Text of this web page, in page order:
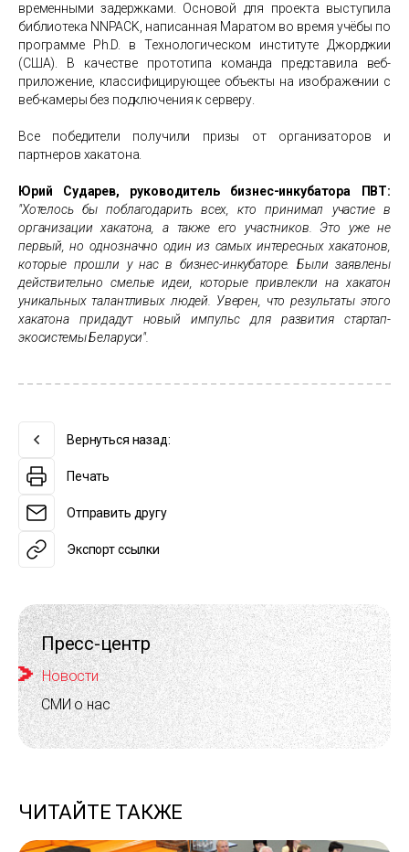
Пресс-центр
Новости
СМИ о нас
ЧИТАЙТЕ ТАКЖЕ
временными задержками. Основой для проекта выступила
библиотека NNPACK, написанная Маратом во время учёбы по
программе Ph.D. в Технологическом институте Джорджии
(США). В качестве прототипа команда представила веб-
приложение, классифицирующее объекты на изображении с
веб-камеры без подключения к серверу.
Все победители получили призы от организаторов и
партнеров хакатона.
Юрий Сударев, руководитель бизнес-инкубатора ПВТ:
"Хотелось бы поблагодарить всех, кто принимал участие в
организации хакатона, а также его участников. Это уже не
первый, но однозначно один из самых интересных хакатонов,
которые прошли у нас в бизнес-инкубаторе. Были заявлены
действительно смелые идеи, которые привлекли на хакатон
уникальных талантливых людей. Уверен, что результаты этого
хакатона придадут новый импульс для развития стартап-
экосистемы Беларуси".
Вернуться назад:
Печать
Отправить другу
Экспорт ссылки